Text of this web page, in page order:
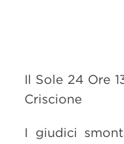
Il Sole 24 Ore
Criscione
I giudici